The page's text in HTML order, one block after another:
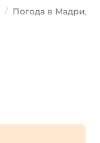
Погода в Мадриде